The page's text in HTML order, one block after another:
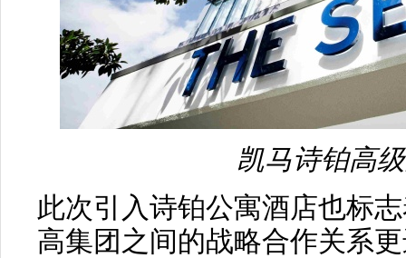
凯马诗铂高
此次引入诗铂公寓酒店也标
高集团之间的战略合作关系